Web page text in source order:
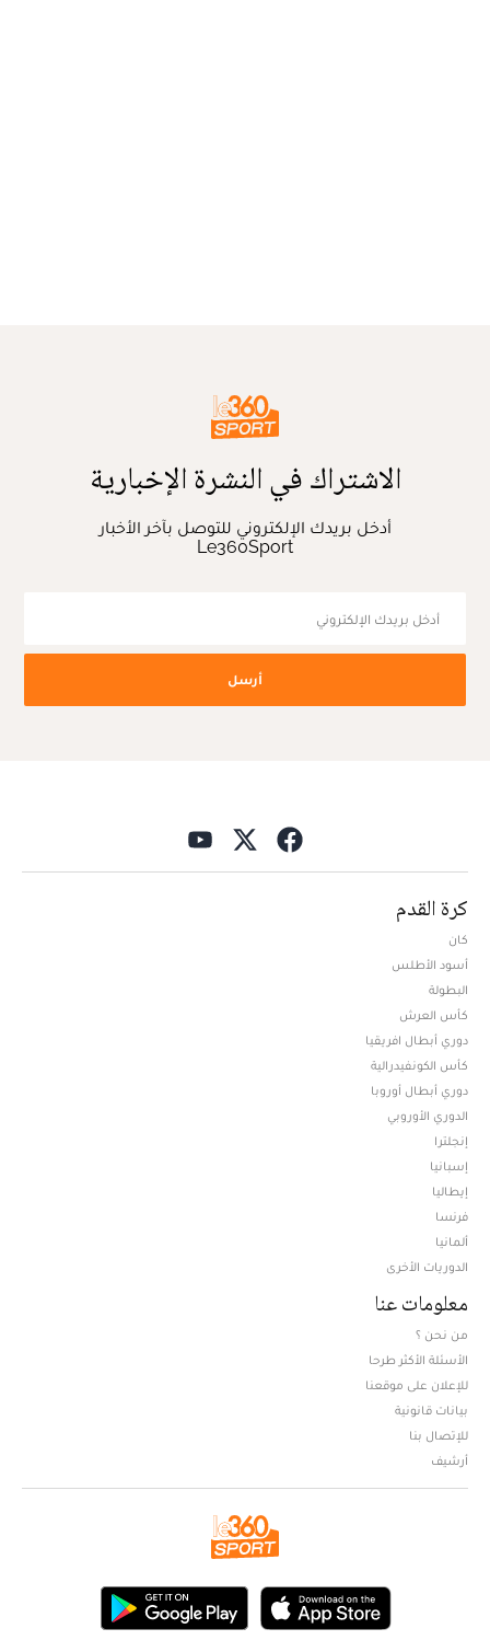
الاشتراك في النشرة الإخبارية
أدخل بريدك الإلكتروني للتوصل بآخر الأخبار
Le360Sport
أرسل
كرة القدم
كان
أسود الأطلس
البطولة
كأس العرش
دوري أبطال افريقيا
كأس الكونفيدرالية
دوري أبطال أوروبا
الدوري الأوروبي
إنجلترا
إسبانيا
إيطاليا
فرنسا
ألمانيا
الدوريات الأخرى
معلومات عنا
من نحن ؟
الأسئلة الأكثر طرحا
للإعلان على موقعنا
بيانات قانونية
للإتصال بنا
أرشيف